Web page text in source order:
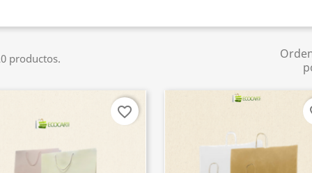
productos.
favorite_border